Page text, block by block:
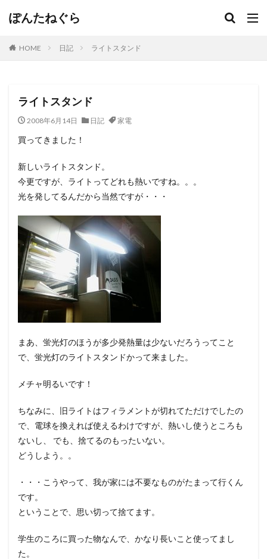
ぽんたねぐら
HOME 日記 ライトスタンド
ライトスタンド
2008年6月14日 日記 家電
買ってきました！
新しいライトスタンド。
今更ですが、ライトってどれも熱いですね。。。
光を発してるんだから当然ですが・・・
まあ、蛍光灯のほうが多少発熱量は少ないだろうってこと
で、蛍光灯のライトスタンドかって来ました。
メチャ明るいです！
ちなみに、旧ライトはフィラメントが切れてただけでしたの
で、電球を換えれば使えるわけですが、熱いし使うところも
ないし、 でも、捨てるのもったいない。
どうしよう。。
・・・こうやって、我が家には不要なものがたまって行くん
です。
ということで、思い切って捨てます。
学生のころに買った物なんで、かなり長いこと使ってまし
た。